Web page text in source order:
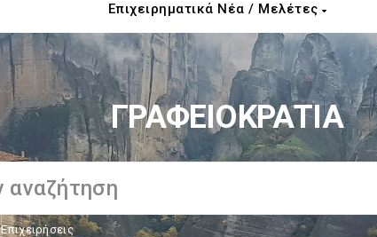
Επιχειρηματικά Νέα / Μελέτες
ΓΡΑΦΕΙΟΚΡΑΤΙΑ
Επιχειρήσεις